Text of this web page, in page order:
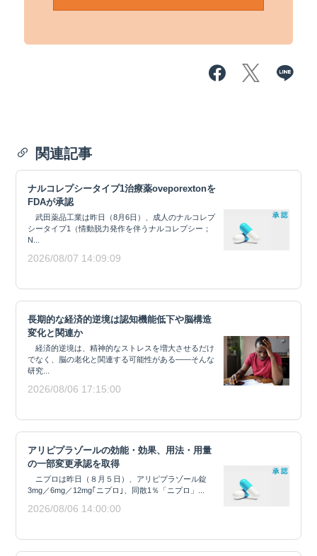
関連記事
ナルコレプシータイプ1治療薬oveporextonを
FDAが承認
武田薬品工業は昨日（8月6日）、成人のナルコレプ
シータイプ1（情動脱力発作を伴うナルコレプシー；
N...
2026/08/07 14:09:09
長期的な経済的逆境は認知機能低下や脳構造
変化と関連か
経済的逆境は、精神的なストレスを増大させるだけ
でなく、脳の老化と関連する可能性がある——そんな
研究...
2026/08/06 17:15:00
アリピプラゾールの効能・効果、用法・用量
の一部変更承認を取得
ニプロは昨日（８月５日）、アリピプラゾール錠
3mg／6mg／12mg｢ニプロ｣、同散1％「ニプロ」...
2026/08/06 14:00:00